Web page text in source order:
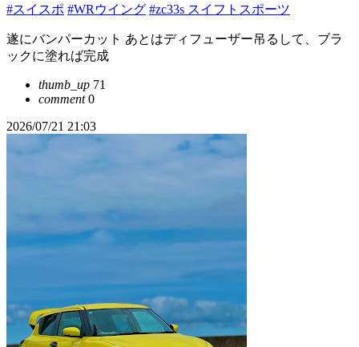
#スイスポ #WRウイング #zc33s スイフトスポーツ
遂にバンパーカット あとはディフューザー吊るして、ブラ
ックに塗れば完成
thumb_up 71
comment0
2026/07/21 21:03